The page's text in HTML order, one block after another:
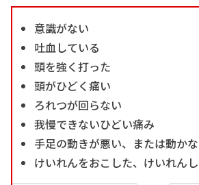
意識がない
吐血している
頭を強く打った
頭がひどく痛い
ろれつが回らない
我慢できないひどい痛み
手足の動きが悪い、または動か
けいれんをおこした、けいれん